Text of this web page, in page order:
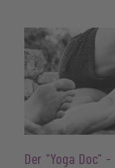
Der "Yoga Doc"